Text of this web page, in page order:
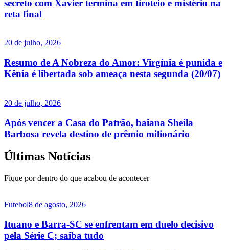
secreto com Xavier termina em tiroteio e mistério na
reta final
20 de julho, 2026
Resumo de A Nobreza do Amor: Virgínia é punida e
Kênia é libertada sob ameaça nesta segunda (20/07)
20 de julho, 2026
Após vencer a Casa do Patrão, baiana Sheila
Barbosa revela destino de prêmio milionário
Últimas Notícias
Fique por dentro do que acabou de acontecer
Futebol8 de agosto, 2026
Ituano e Barra-SC se enfrentam em duelo decisivo
pela Série C; saiba tudo